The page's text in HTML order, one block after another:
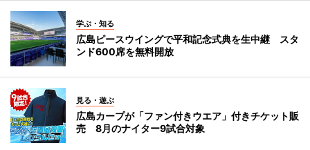
学ぶ・知る
広島ピースウイングで平和記念式典を生中継 スタ
ンド600席を無料開放
見る・遊ぶ
広島カープが「ファン付きウエア」付きチケット販
売 8月のナイター9試合対象